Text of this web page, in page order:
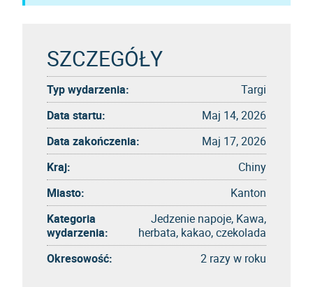
SZCZEGÓŁY
Typ wydarzenia:
Targi
Data startu:
Maj 14, 2026
Data zakończenia:
Maj 17, 2026
Kraj:
Chiny
Miasto:
Kanton
Kategoria
wydarzenia:
Jedzenie napoje, Kawa,
herbata, kakao, czekolada
Okresowość:
2 razy w roku